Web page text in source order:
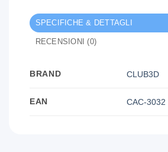
SPECIFICHE & DETTAGLI
RECENSIONI (0)
BRAND CLUB3D
EAN CAC-3032